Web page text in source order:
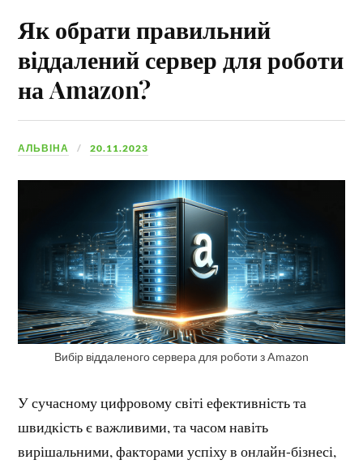
Як обрати правильний
віддалений сервер для роботи
на Amazon?
АЛЬВІНА 20.11.2023
Вибір віддаленого сервера для роботи з Amazon
У сучасному цифровому світі ефективність та
швидкість є важливими, та часом навіть
вирішальними, факторами успіху в онлайн-бізнесі,